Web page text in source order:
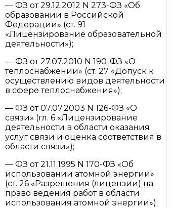
— ФЗ от 29.12.2012 N 273-ФЗ «Об
образовании в Российской
Федерации» (ст. 91
«Лицензирование образовательной
деятельности»);
— ФЗ от 27.07.2010 N 190-ФЗ «О
теплоснабжении» (ст. 27 «Допуск к
осуществлению видов деятельности
в сфере теплоснабжения»);
— ФЗ от 07.07.2003 N 126-ФЗ «О
связи» (гл. 6 «Лицензирование
деятельности в области оказания
услуг связи и оценка соответствия в
области связи»);
— ФЗ от 21.11.1995 N 170-ФЗ «Об
использовании атомной энергии»
(ст. 26 «Разрешения (лицензии) на
право ведения работ в области
использования атомной энергии»);